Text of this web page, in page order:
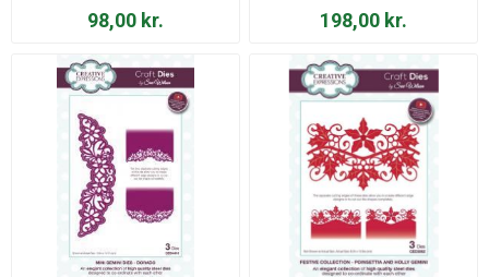
98,00 kr. 198,00 kr.